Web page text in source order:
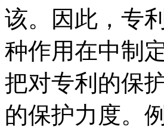
该。因此，专
种作用在中制
把对专利的保
的保护力度。